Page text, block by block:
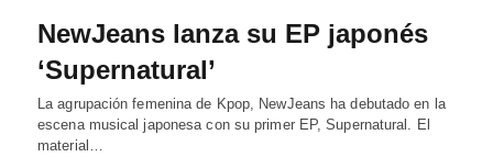
NewJeans lanza su EP japonés
‘Supernatural’
La agrupación femenina de Kpop, NewJeans ha debutado en la
escena musical japonesa con su primer EP, Supernatural. El
material…